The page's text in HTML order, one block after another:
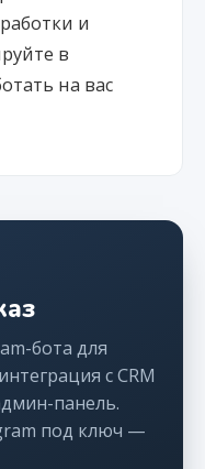
и
в
на вас
бота для
с CRM
панель.
под ключ —